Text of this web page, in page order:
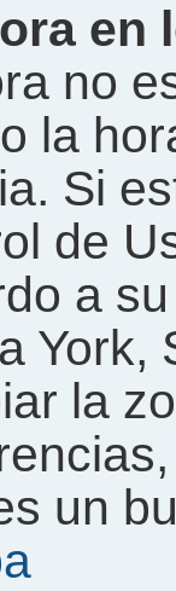
no
la
Si
de
a
York,
la
un